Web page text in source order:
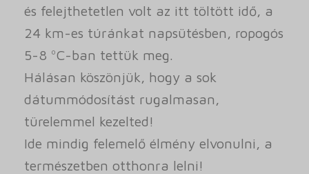
és felejthetetlen volt az itt töltött idő, a
24 km-es túránkat napsütésben, ropogós
5-8 ºC-ban tettük meg.
Hálásan köszönjük, hogy a sok
dátummódosítást rugalmasan,
türelemmel kezelted!
Ide mindig felemelő élmény elvonulni, a
természetben otthonra lelni!